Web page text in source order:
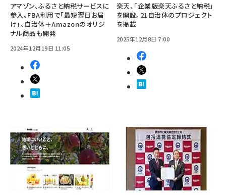
アマゾン、ふるさと納税サービスに
参入。FBA利用で「最短翌日お届
け」、自治体＋Amazonのオリジ
ナル商品も開発
2024年12月19日 11:05
楽天、「企業版楽天ふるさと納税」
を開設。21自治体のプロジェクト
を掲載
2025年12月8日 7:00